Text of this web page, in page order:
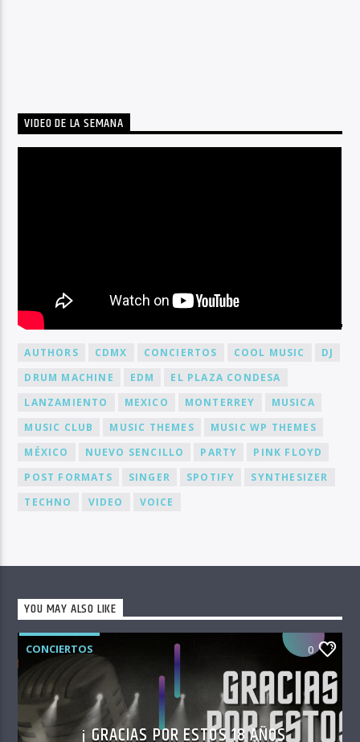
VIDEO DE LA SEMANA
BY TAG
AUTHORS CDMX CONCIERTOS COOL MUSIC
DJ
DRUM MACHINE
EDM
EL PLAZA CONDESA
LANZAMIENTO
MEXICO MONTERREY
MUSICA
MUSIC CLUB
MUSIC THEMES
MUSIC WP THEMES
MÉXICO
NUEVO SENCILLO PARTY
PINK FLOYD
POST FORMATS
SINGER SPOTIFY
SYNTHESIZER
TECHNO
VIDEO VOICE
YOU MAY ALSO LIKE
CONCIERTOS 0
¡ GRACIAS POR ESTOS 18 AÑOS